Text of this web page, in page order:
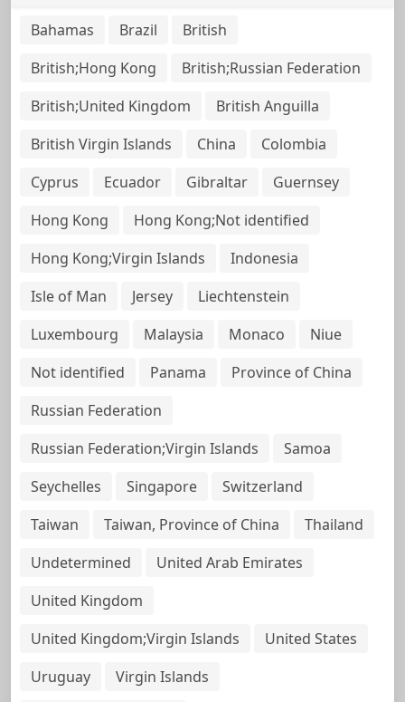
Bahamas Brazil
British
British;Hong Kong
British;Russian Federation
British;United Kingdom
British Anguilla
British Virgin Islands
China
Colombia
Cyprus
Ecuador Gibraltar
Guernsey
Hong Kong
Hong Kong;Not identified
Hong Kong;Virgin Islands
Indonesia
Isle of Man
Jersey
Liechtenstein
Luxembourg
Malaysia Monaco
Niue
Not identified
Panama
Province of China
Russian Federation
Russian Federation;Virgin Islands
Samoa
Seychelles
Singapore
Switzerland
Taiwan
Taiwan, Province of China
Thailand
Undetermined
United Arab Emirates
United Kingdom
United Kingdom;Virgin Islands
United States
Uruguay
Virgin Islands